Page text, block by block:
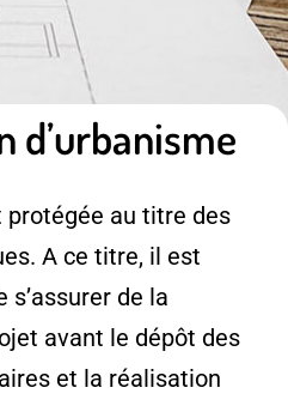
d’urbanisme
protégée au titre des
A ce titre, il est
de la
avant le dépôt des
et la réalisation